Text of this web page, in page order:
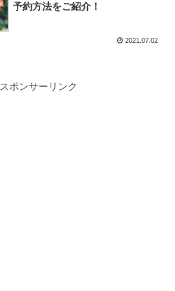
予約方法をご紹介！
2021.07.02
スポンサーリンク